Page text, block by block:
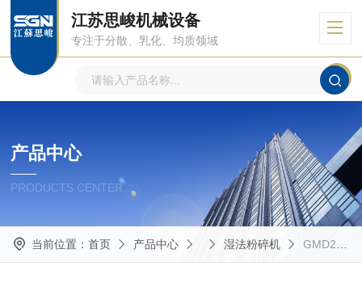
江苏思峻机械设备
专注于分散、乳化、均质领域
产品中心
PRODUCTS CENTER
当前位置： 首页 产品中心 湿法粉碎机 GMD2000/4积雪草湿法粉碎机